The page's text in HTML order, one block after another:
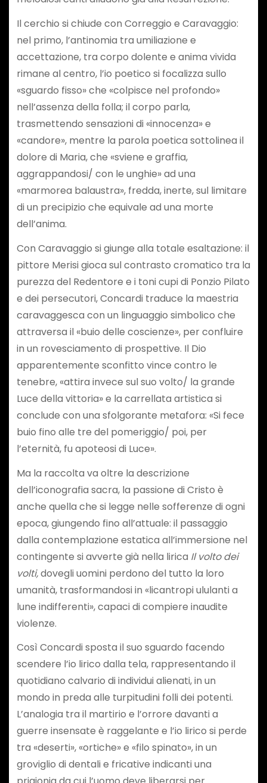
Il cerchio si chiude con Correggio e Caravaggio:
nel primo, l’antinomia tra umiliazione e
accettazione, tra corpo dolente e anima vivida
rimane al centro, l’io poetico si focalizza sullo
«sguardo fisso» che «colpisce nel profondo»
nell’assenza della folla; il corpo parla,
trasmettendo sensazioni di «innocenza» e
«candore», mentre la parola poetica sottolinea il
dolore di Maria, che «sviene e graffia,
aggrappandosi/ con le unghie» ad una
«marmorea balaustra», fredda, inerte, sul limitare
di un precipizio che equivale ad una morte
dell’anima.
Con Caravaggio si giunge alla totale esaltazione: il
pittore Merisi gioca sul contrasto cromatico tra la
purezza del Redentore e i toni cupi di Ponzio Pilato
e dei persecutori, Concardi traduce la maestria
caravaggesca con un linguaggio simbolico che
attraversa il «buio delle coscienze», per confluire
in un rovesciamento di prospettive. Il Dio
apparentemente sconfitto vince contro le
tenebre, «attira invece sul suo volto/ la grande
Luce della vittoria» e la carrellata artistica si
conclude con una sfolgorante metafora: «Si fece
buio fino alle tre del pomeriggio/ poi, per
l’eternità, fu apoteosi di Luce».
Ma la raccolta va oltre la descrizione
dell’iconografia sacra, la passione di Cristo è
anche quella che si legge nelle sofferenze di ogni
epoca, giungendo fino all’attuale: il passaggio
dalla contemplazione estatica all’immersione nel
contingente si avverte già nella lirica Il volto dei
volti,dovegli uomini perdono del tutto la loro
umanità, trasformandosi in «licantropi ululanti a
lune indifferenti», capaci di compiere inaudite
violenze.
Così Concardi sposta il suo sguardo facendo
scendere l’io lirico dalla tela, rappresentando il
quotidiano calvario di individui alienati, in un
mondo in preda alle turpitudini folli dei potenti.
L’analogia tra il martirio e l’orrore davanti a
guerre insensate è raggelante e l’io lirico si perde
tra «deserti», «ortiche» e «filo spinato», in un
groviglio di dentali e fricative indicanti una